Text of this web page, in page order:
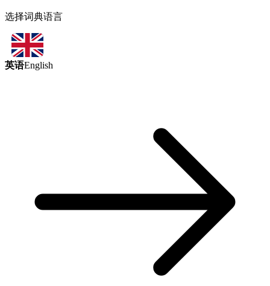
选择词典语言
英语English